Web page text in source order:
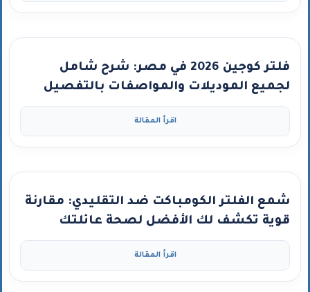
فلتر كوجين 2026 في مصر: شرح شامل
لجميع الموديلات والمواصفات بالتفصيل
اقرأ المقالة
شمع الفلتر الكومباكت ضد التقليدي: مقارنة
قوية تكشف لك الأفضل لصحة عائلتك
اقرأ المقالة